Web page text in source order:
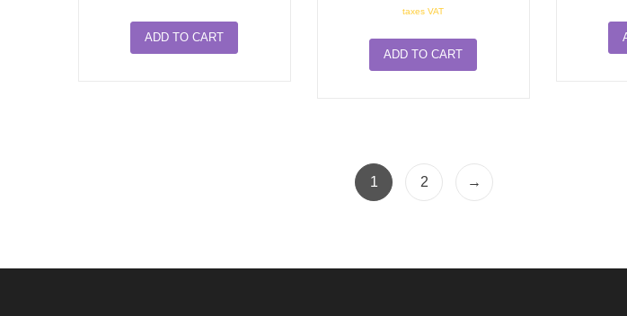
ADD TO CART
taxes VAT
ADD TO CART
1 2 →